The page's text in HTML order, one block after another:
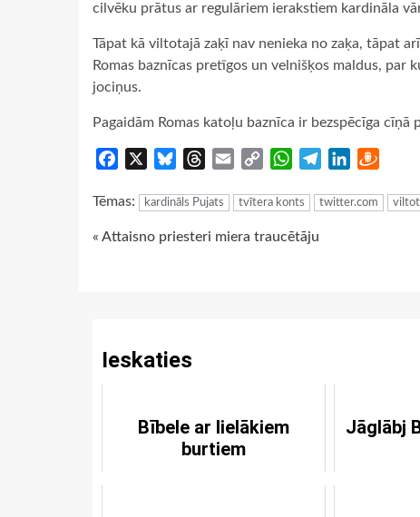
cilvēku prātus ar regulāriem ierakstiem kardināla
Tāpat kā viltotajā zaķī nav nenieka no zaķa, tāpat
Romas baznīcas pretīgos un velnišķos maldus,
jociņus.
Pagaidām Romas katoļu baznīca ir bezspēcīga
Facebook BlueskyThreads
Email
Copy
WhatsApp
TelegramLinkedIn
Tēmas: kardināls Pujats tvītera konts twitter.com
Continue
« Attaisno priesteri miera traucētāju
Ieskaties
Bībele ar lielākiem
burtiem
Jāglābj